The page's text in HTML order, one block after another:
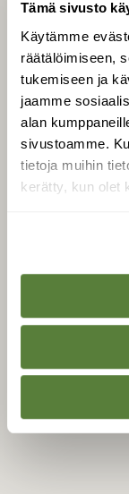
Tämä sivusto
Käytämme
räätälöimiseen,
tukemiseen ja
jaamme
alan
sivustoamme.
tietoja muihin
kerätty, kun olet